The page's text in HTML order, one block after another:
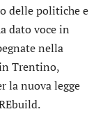
delle politiche e
dato voce in
nella
Trentino,
la nuova legge